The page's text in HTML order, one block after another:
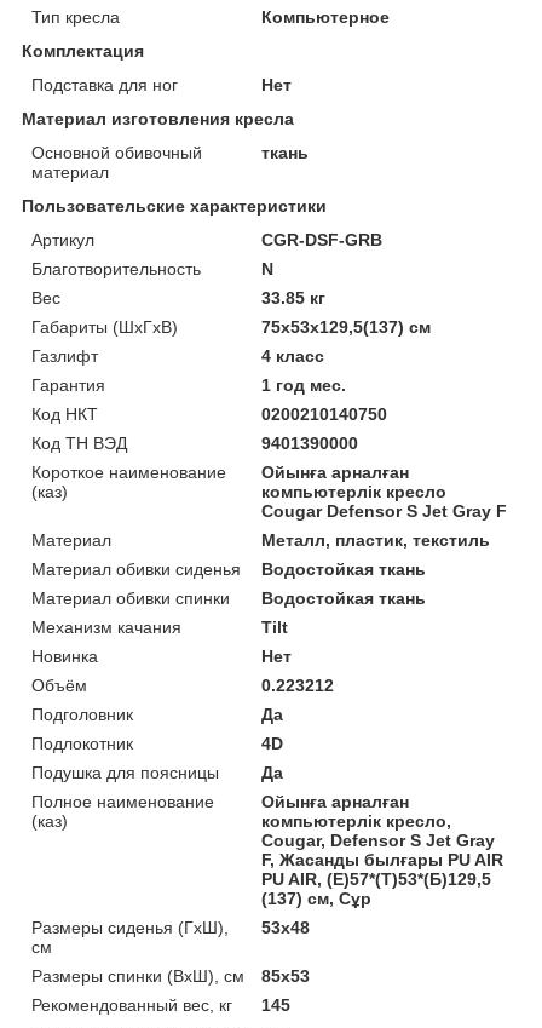
Тип кресла
Компьютерное
Комплектация
Подставка для ног
Нет
Материал изготовления кресла
Основной обивочный
материал
ткань
Пользовательские характеристики
Артикул
CGR-DSF-GRB
Благотворительность
N
Вес
33.85 кг
Габариты (ШхГхВ)
75x53x129,5(137) см
Газлифт
4 класс
Гарантия
1 год мес.
Код НКТ
0200210140750
Код ТН ВЭД
9401390000
Короткое наименование
(каз)
Ойынға арналған
компьютерлік кресло
Cougar Defensor S Jet Gray F
Материал
Металл, пластик, текстиль
Материал обивки сиденья
Водостойкая ткань
Материал обивки спинки
Водостойкая ткань
Механизм качания
Tilt
Новинка
Нет
Объём
0.223212
Подголовник
Да
Подлокотник
4D
Подушка для поясницы
Да
Полное наименование
(каз)
Ойынға арналған
компьютерлік кресло,
Cougar, Defensor S Jet Gray
F, Жасанды былғары PU AIR
PU AIR, (Е)57*(Т)53*(Б)129,5
(137) см, Сұр
Размеры сиденья (ГхШ),
см
53x48
Размеры спинки (ВхШ), см
85x53
Рекомендованный вес, кг
145